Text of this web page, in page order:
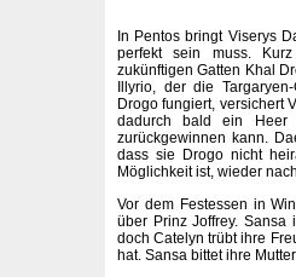
In Pentos bringt Viserys
perfekt sein muss.
zukünftigen Gatten Khal
Illyrio, der die
Drogo fungiert, versichert
dadurch bald ein
zurückgewinnen kann.
dass sie Drogo nicht
Möglichkeit ist, wieder
Vor dem Festessen in
über Prinz Joffrey.
doch Catelyn trübt ihre
hat. Sansa bittet ihre